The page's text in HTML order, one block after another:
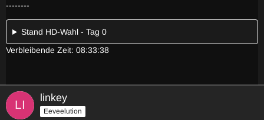
--------
Stand HD-Wahl - Tag 0
Verbleibende Zeit: 08:33:38
linkey
Eeveelution